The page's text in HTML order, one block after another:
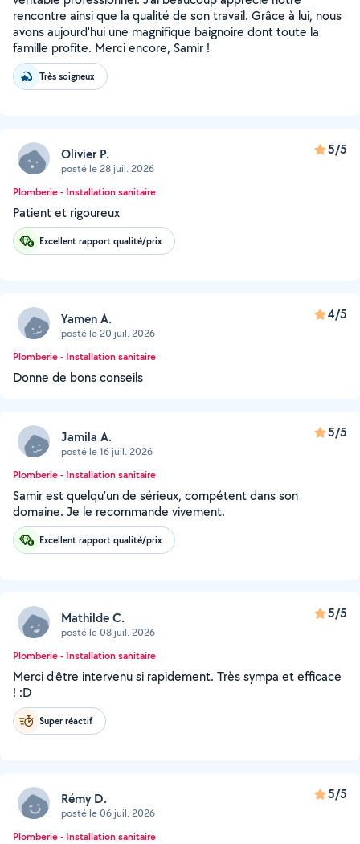
rencontre ainsi que la qualité de son travail. Grâce à lui, nous
avons aujourd'hui une magnifique baignoire dont toute la
famille profite. Merci encore, Samir !
Très soigneux
Olivier P.
posté le 28 juil. 2026
5/5
Plomberie - Installation sanitaire
Patient et rigoureux
Excellent rapport qualité/prix
Yamen A.
posté le 20 juil. 2026
4/5
Plomberie - Installation sanitaire
Donne de bons conseils
Jamila A.
posté le 16 juil. 2026
5/5
Plomberie - Installation sanitaire
Samir est quelqu’un de sérieux, compétent dans son
domaine. Je le recommande vivement.
Excellent rapport qualité/prix
Mathilde C.
posté le 08 juil. 2026
5/5
Plomberie - Installation sanitaire
Merci d'être intervenu si rapidement. Très sympa et efficace
! :D
Super réactif
Rémy D.
posté le 06 juil. 2026
5/5
Plomberie - Installation sanitaire